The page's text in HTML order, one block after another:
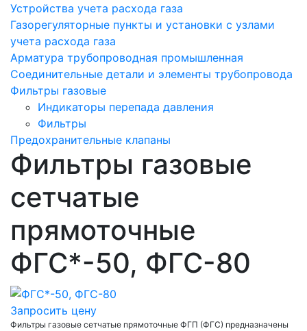
Устройства учета расхода газа
Газорегуляторные пункты и установки с узлами
учета расхода газа
Арматура трубопроводная промышленная
Соединительные детали и элементы трубопровода
Фильтры газовые
Индикаторы перепада давления
Фильтры
Предохранительные клапаны
Фильтры газовые
сетчатые
прямоточные
ФГС*-50, ФГС-80
Запросить цену
Фильтры газовые сетчатые прямоточные ФГП (ФГС) предназначены